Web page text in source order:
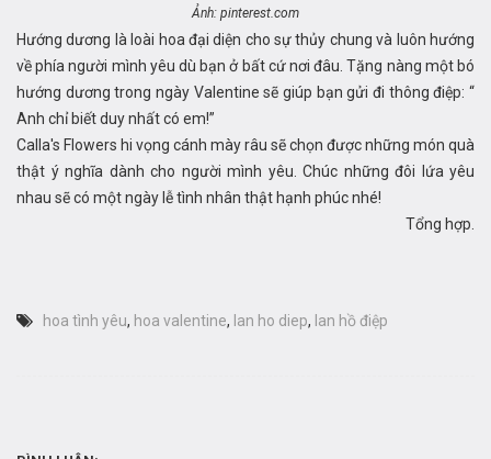
Ảnh: pinterest.com
Hướng dương là loài hoa đại diện cho sự thủy chung và luôn hướng
về phía người mình yêu dù bạn ở bất cứ nơi đâu. Tặng nàng một bó
hướng dương trong ngày Valentine sẽ giúp bạn gửi đi thông điệp: “
Anh chỉ biết duy nhất có em!”
Calla's Flowers hi vọng cánh mày râu sẽ chọn được những món quà
thật ý nghĩa dành cho người mình yêu. Chúc những đôi lứa yêu
nhau sẽ có một ngày lễ tình nhân thật hạnh phúc nhé!
Tổng hợp.
hoa tình yêu, hoa valentine, lan ho diep, lan hồ điệp